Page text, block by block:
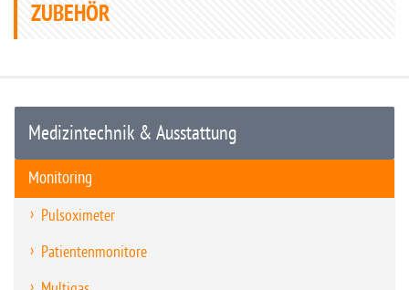
ZUBEHÖR
Medizintechnik & Ausstattung
Monitoring
Pulsoximeter
Patientenmonitore